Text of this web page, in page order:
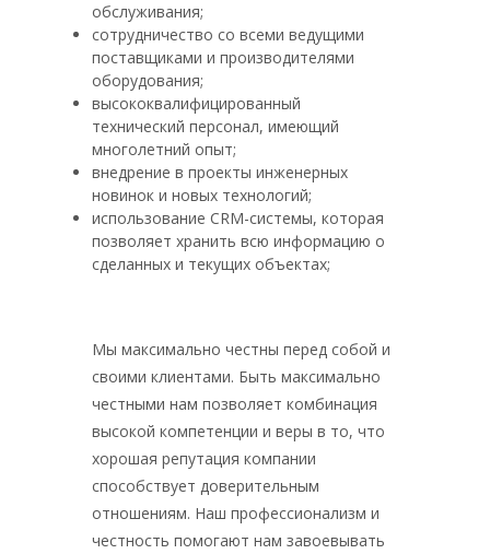
обслуживания;
сотрудничество со всеми ведущими
поставщиками и производителями
оборудования;
высококвалифицированный
технический персонал, имеющий
многолетний опыт;
внедрение в проекты инженерных
новинок и новых технологий;
использование CRM-системы, которая
позволяет хранить всю информацию о
сделанных и текущих объектах;
Мы максимально честны перед собой и
своими клиентами. Быть максимально
честными нам позволяет комбинация
высокой компетенции и веры в то, что
хорошая репутация компании
способствует доверительным
отношениям. Наш профессионализм и
честность помогают нам завоевывать